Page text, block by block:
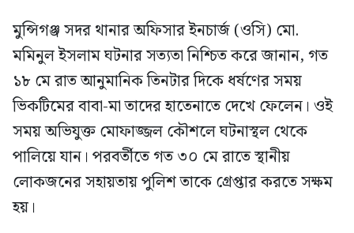
​মুন্সিগঞ্জ সদর থানার অফিসার ইনচার্জ (ওসি) মো.
মমিনুল ইসলাম ঘটনার সত্যতা নিশ্চিত করে জানান, গত
১৮ মে রাত আনুমানিক তিনটার দিকে ধর্ষণের সময়
ভিকটিমের বাবা-মা তাদের হাতেনাতে দেখে ফেলেন। ওই
সময় অভিযুক্ত মোফাজ্জল কৌশলে ঘটনাস্থল থেকে
পালিয়ে যান। পরবর্তীতে গত ৩০ মে রাতে স্থানীয়
লোকজনের সহায়তায় পুলিশ তাকে গ্রেপ্তার করতে সক্ষম
হয়।